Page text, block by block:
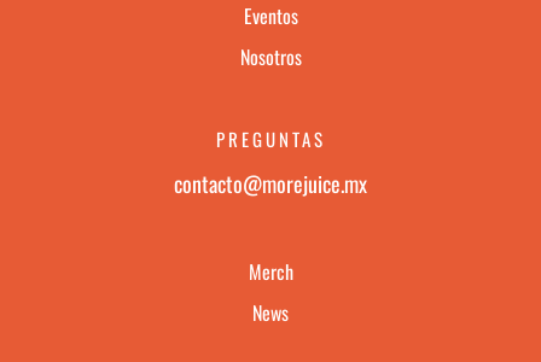
Eventos
Nosotros
PREGUNTAS
contacto@morejuice.mx
Merch
News